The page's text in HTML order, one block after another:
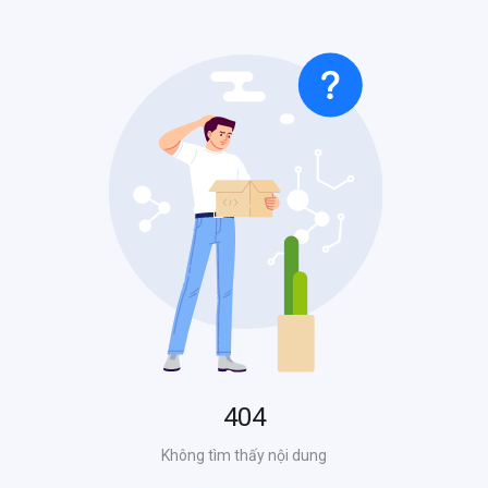
404
Không tìm thấy nội dung